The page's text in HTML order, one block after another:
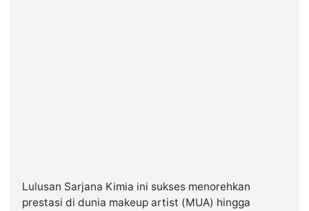
Lulusan Sarjana Kimia ini sukses menorehkan
prestasi di dunia makeup artist (MUA) hingga